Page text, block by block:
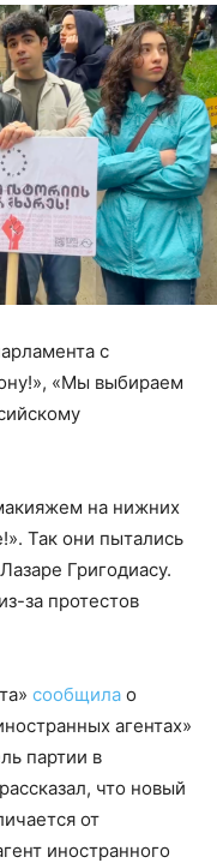
с
«Мы выбираем
на нижних
Так они пытались
Григодиасу.
за протестов
сообщила о
агентах»
партии в
что новый
от
иностранного